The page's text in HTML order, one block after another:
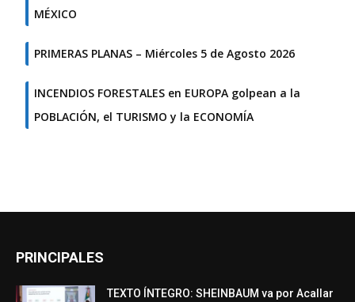
MÉXICO
PRIMERAS PLANAS – Miércoles 5 de Agosto 2026
INCENDIOS FORESTALES en EUROPA golpean a la
POBLACIÓN, el TURISMO y la ECONOMÍA
PRINCIPALES
TEXTO ÍNTEGRO: SHEINBAUM va por Acallar